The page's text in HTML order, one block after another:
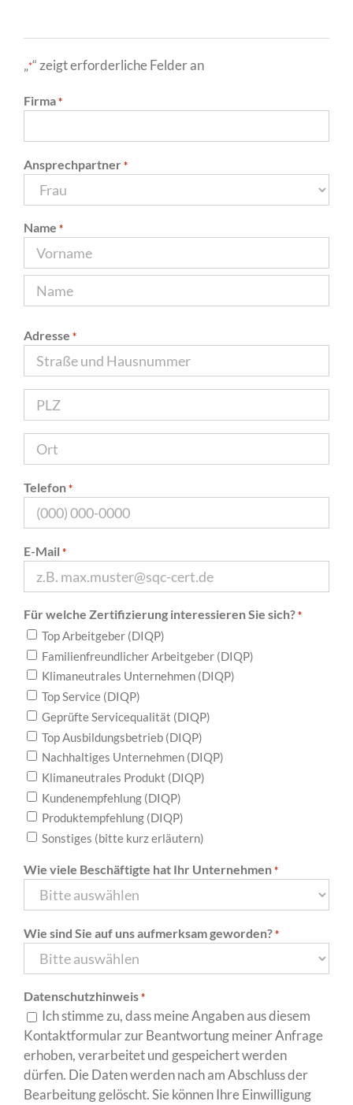
„*“ zeigt erforderliche Felder an
Firma *
Ansprechpartner *
Name *
n
a
a
n
m
Adresse *
L
Z
r
Telefon *
E-Mail *
Für welche Zertifizierung interessieren Sie sich? *
Top Arbeitgeber (DIQP)
Familienfreundlicher Arbeitgeber (DIQP)
Klimaneutrales Unternehmen (DIQP)
Top Service (DIQP)
Geprüfte Servicequalität (DIQP)
Top Ausbildungsbetrieb (DIQP)
Nachhaltiges Unternehmen (DIQP)
Klimaneutrales Produkt (DIQP)
Kundenempfehlung (DIQP)
Produktempfehlung (DIQP)
Sonstiges (bitte kurz erläutern)
Wie viele Beschäftigte hat Ihr Unternehmen *
Wie sind Sie auf uns aufmerksam geworden? *
Datenschutzhinweis *
Ich stimme zu, dass meine Angaben aus diesem
Kontaktformular zur Beantwortung meiner Anfrage
erhoben, verarbeitet und gespeichert werden
dürfen. Die Daten werden nach am Abschluss der
Bearbeitung gelöscht. Sie können Ihre Einwilligung